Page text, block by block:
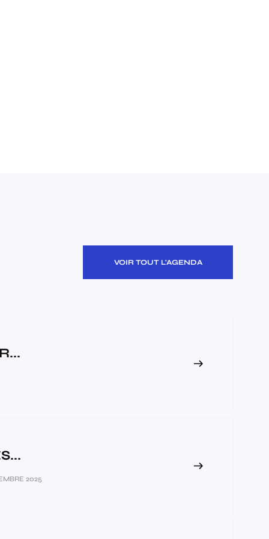
VOIR TOUT L'AGENDA
2025